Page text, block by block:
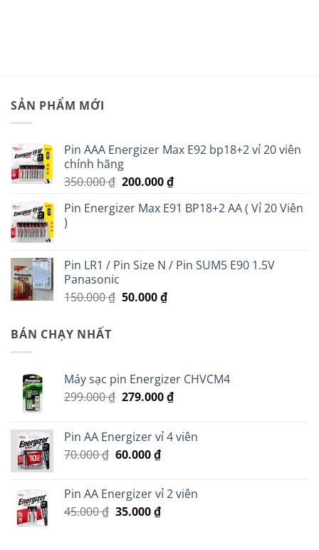
SẢN PHẨM MỚI
Pin AAA Energizer Max E92 bp18+2 vỉ 20 viên
chính hãng
350.000₫ Giá
là:
200.000₫Giá
tại
Pin Energizer Max E91 BP18+2 AA ( Vỉ 20 Viên
)
Pin LR1 / Pin Size N / Pin SUM5 E90 1.5V
Panasonic
150.000₫ Giá
50.000₫Giá
BÁN CHẠY NHẤT
Máy sạc pin Energizer CHVCM4
299.000₫ Giá
299.000 ₫.
279.000₫Giá
là:
Pin AA Energizer vỉ 4 viên
70.000₫ Giá
70.000 ₫.
60.000₫Giá
là:
60.000 ₫.
Pin AA Energizer vỉ 2 viên
45.000₫ Giá
35.000₫Giá